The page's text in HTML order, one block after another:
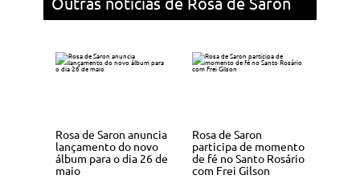
Rosa de Saron anuncia
lançamento do novo
álbum para o dia 26 de
maio
Rosa de Saron
participa de momento
de fé no Santo Rosário
com Frei Gilson